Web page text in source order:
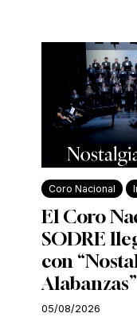
Coro Nacional
El Coro
SODRE
con
Alabanzas”
05/08/2026